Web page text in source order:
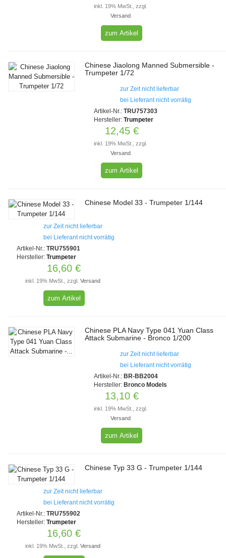
inkl. 19% MwSt., zzgl.
Versand
zum Artikel
Chinese Jiaolong Manned Submersible -
Trumpeter 1/72
zur Zeit nicht lieferbar
bei Lieferant nicht vorrätig
Artikel-Nr.: TRU757303
Hersteller: Trumpeter
12,45 €
inkl. 19% MwSt., zzgl.
Versand
zum Artikel
Chinese Model 33 - Trumpeter 1/144
zur Zeit nicht lieferbar
bei Lieferant nicht vorrätig
Artikel-Nr.:TRU755901
Hersteller:Trumpeter
16,60 €
inkl. 19% MwSt., zzgl. Versand
zum Artikel
Chinese PLA Navy Type 041 Yuan Class
Attack Submarine - Bronco 1/200
zur Zeit nicht lieferbar
bei Lieferant nicht vorrätig
Artikel-Nr.: BR-BB2004
Hersteller: Bronco Models
13,10 €
inkl. 19% MwSt., zzgl.
Versand
zum Artikel
Chinese Typ 33 G - Trumpeter 1/144
zur Zeit nicht lieferbar
bei Lieferant nicht vorrätig
Artikel-Nr.:TRU755902
Hersteller:Trumpeter
16,60 €
inkl. 19% MwSt., zzgl. Versand